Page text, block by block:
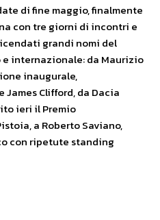
di fine maggio, finalmente
con tre giorni di incontri e
grandi nomi del
internazionale: da Maurizio
inaugurale,
Clifford, da Dacia
ieri il Premio
a Roberto Saviano,
con ripetute standing